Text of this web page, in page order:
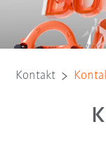
Kontakt